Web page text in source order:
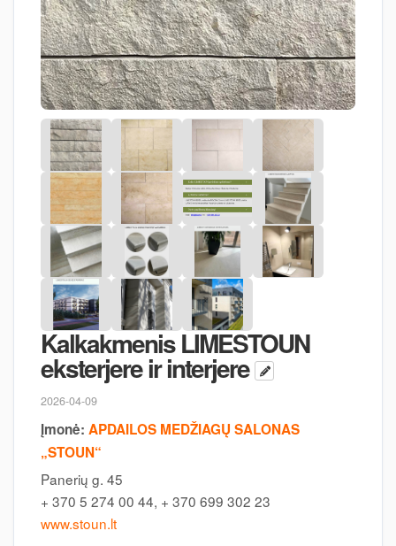
Kalkakmenis LIMESTOUN
eksterjere ir interjere
2026-04-09
Įmonė: APDAILOS MEDŽIAGŲ SALONAS
„STOUN“
Panerių g. 45
+ 370 5 274 00 44, + 370 699 302 23
www.stoun.lt